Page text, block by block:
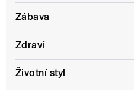
Zábava
Zdraví
Životní styl